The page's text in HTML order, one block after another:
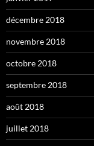
décembre 2018
novembre 2018
octobre 2018
septembre 2018
août 2018
juillet 2018